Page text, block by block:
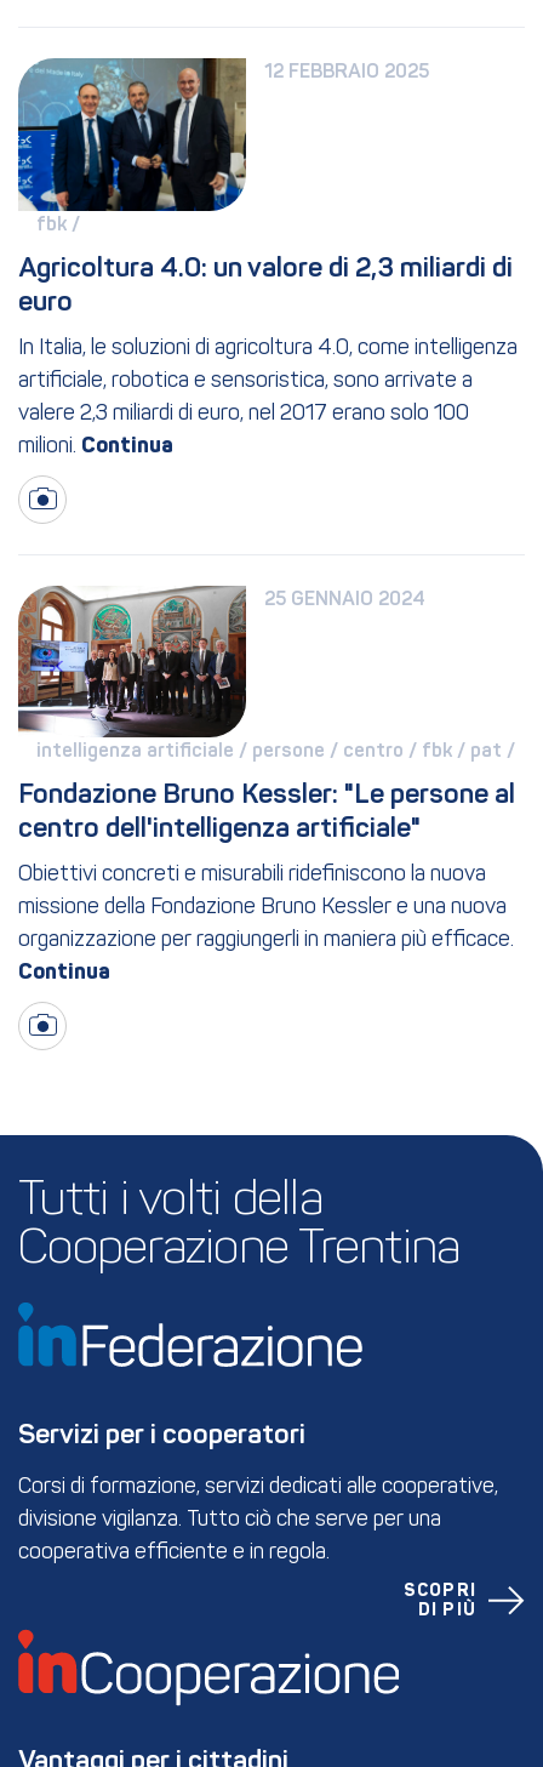
12 FEBBRAIO 2025
fbk /
Agricoltura 4.0: un valore di 2,3 miliardi di
euro
In Italia, le soluzioni di agricoltura 4.0, come intelligenza
artificiale, robotica e sensoristica, sono arrivate a
valere 2,3 miliardi di euro, nel 2017 erano solo 100
milioni.
25 GENNAIO 2024
intelligenza artificiale / persone / centro / fbk / pat /
Fondazione Bruno Kessler: "Le persone al
centro dell'intelligenza artificiale"
Obiettivi concreti e misurabili ridefiniscono la nuova
missione della Fondazione Bruno Kessler e una nuova
organizzazione per raggiungerli in maniera più efficace.
Tutti i volti della
Cooperazione Trentina
Servizi per i cooperatori
Corsi di formazione, servizi dedicati alle cooperative,
divisione vigilanza. Tutto ciò che serve per una
cooperativa efficiente e in regola.
SCOPRI
DI PIÙ